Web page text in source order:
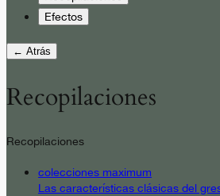
Efectos
← Atrás
Recopilaciones
Recopilaciones
colecciones maximum
Las características clásicas del